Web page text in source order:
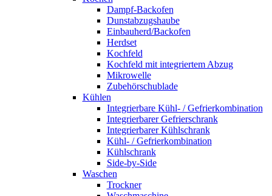
Dampf-Backofen
Dunstabzugshaube
Einbauherd/Backofen
Herdset
Kochfeld
Kochfeld mit integriertem Abzug
Mikrowelle
Zubehörschublade
Kühlen
Integrierbare Kühl- / Gefrierkombination
Integrierbarer Gefrierschrank
Integrierbarer Kühlschrank
Kühl- / Gefrierkombination
Kühlschrank
Side-by-Side
Waschen
Trockner